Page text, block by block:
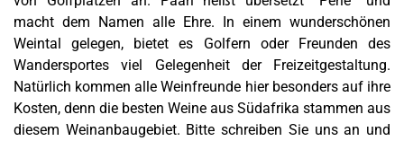
macht dem Namen alle Ehre. In einem wunderschönen
Weintal gelegen, bietet es Golfern oder Freunden des
Wandersportes viel Gelegenheit der Freizeitgestaltung.
Natürlich kommen alle Weinfreunde hier besonders auf ihre
Kosten, denn die besten Weine aus Südafrika stammen aus
diesem Weinanbaugebiet. Bitte schreiben Sie uns an und